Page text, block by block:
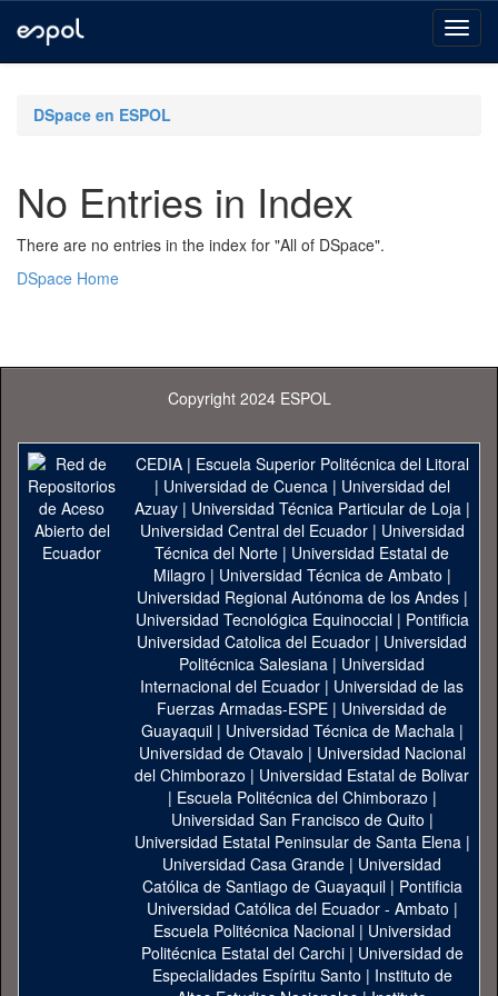
navigationDSpace en ESPOL
No Entries in Index
There are no entries in the index for "All of DSpace".
DSpace Home
Copyright 2024 ESPOL
CEDIA| Escuela Superior Politécnica del Litoral
| Universidad de Cuenca| Universidad del
Azuay| Universidad Técnica Particular de Loja|
Universidad Central del Ecuador| Universidad
Técnica del Norte | Universidad Estatal de
Milagro | Universidad Técnica de Ambato |
Universidad Regional Autónoma de los Andes|
Universidad Tecnológica Equinoccial| Pontificia
Universidad Catolica del Ecuador | Universidad
Politécnica Salesiana | Universidad
Internacional del Ecuador | Universidad de las
Fuerzas Armadas-ESPE | Universidad de
Guayaquil| Universidad Técnica de Machala|
Universidad de Otavalo | Universidad Nacional
del Chimborazo | Universidad Estatal de Bolivar
| Escuela Politécnica del Chimborazo |
Universidad San Francisco de Quito |
Universidad Estatal Peninsular de Santa Elena|
Universidad Casa Grande | Universidad
Católica de Santiago de Guayaquil| Pontificia
Universidad Católica del Ecuador - Ambato |
Escuela Politécnica Nacional| Universidad
Politécnica Estatal del Carchi| Universidad de
Especialidades Espíritu Santo | Instituto de